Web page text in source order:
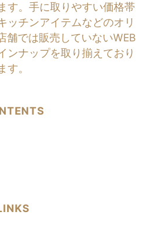
す。手に取りやすい価格帯
ッチンアイテムなどのオリ
舗では販売していないWEB
ンナップを取り揃えており
ます。